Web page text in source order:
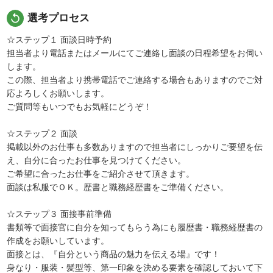
replay 選考プロセス
☆ステップ１ 面談日時予約
担当者より電話またはメールにてご連絡し面談の日程希望をお伺い
します。
この際、担当者より携帯電話でご連絡する場合もありますのでご対
応よろしくお願いします。
ご質問等もいつでもお気軽にどうぞ！
☆ステップ２ 面談
掲載以外のお仕事も多数ありますので担当者にしっかりご要望を伝
え、自分に合ったお仕事を見つけてください。
ご希望に合ったお仕事をご紹介させて頂きます。
面談は私服でＯＫ。歴書と職務経歴書をご準備ください。
☆ステップ３ 面接事前準備
書類等で面接官に自分を知ってもらう為にも履歴書・職務経歴書の
作成をお願いしています。
面接とは、『自分という商品の魅力を伝える場』です！
身なり・服装・髪型等、第一印象を決める要素を確認しておいて下